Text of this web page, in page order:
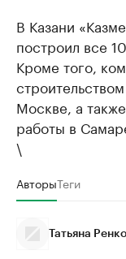
В Казани
построил все
Кроме того,
Москве, а
работы в
\
АвторыТеги
Татьяна